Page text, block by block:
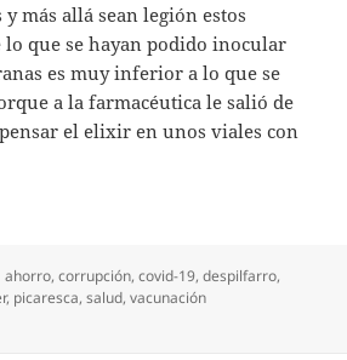
más allá sean legión estos
lo que se hayan podido inocular
es muy inferior a lo que se
a la farmacéutica le salió de
el elixir en unos viales con
Etiquetas
ahorro,corrupción,covid-19,despilfarro,
, picaresca,salud,vacunación